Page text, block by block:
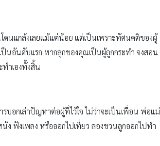
นแกล้งเลยแม้แต่น้อย แต่เป็นเพราะทัศนคติของผู้
นอันดับแรก หากลูกของคุณเป็นผู้ถูกกระทำ จงสอน
ำเองทั้งสิ้น
รบอกเล่าปัญหาต่อผู้ที่ไว้ใจ ไม่ว่าจะเป็นเพื่อน พ่อแม่
ง ฟังเพลง หรือออกไปเที่ยว ลองชวนลูกออกไปทำ